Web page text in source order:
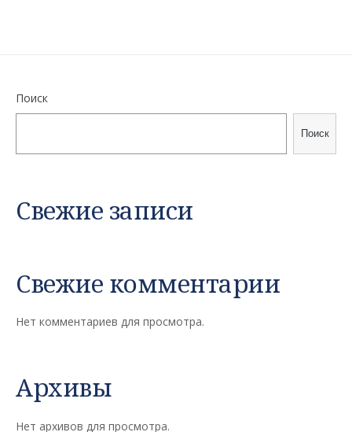
Поиск
Поиск
Свежие записи
Свежие комментарии
Нет комментариев для просмотра.
Архивы
Нет архивов для просмотра.